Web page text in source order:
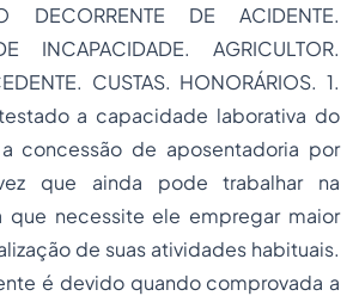
DECORRENTE DE ACIDENTE.
INCAPACIDADE. AGRICULTOR.
CUSTAS. HONORÁRIOS. 1.
a capacidade laborativa do
concessão de aposentadoria por
que ainda pode trabalhar na
que necessite ele empregar maior
de suas atividades habituais.
é devido quando comprovada a